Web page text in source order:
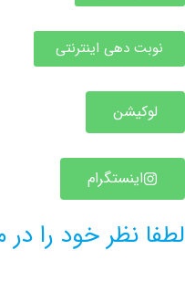
نوبت دهی اینترنتی
لوکیشن
اینستگرام
لطفا نظر خود را